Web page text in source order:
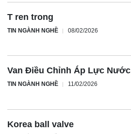
T ren trong
TIN NGÀNH NGHỀ 08/02/2026
Van Điều Chỉnh Áp Lực Nước
TIN NGÀNH NGHỀ 11/02/2026
Korea ball valve